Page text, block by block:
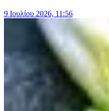
9 Ιουλίου 2026, 11:56